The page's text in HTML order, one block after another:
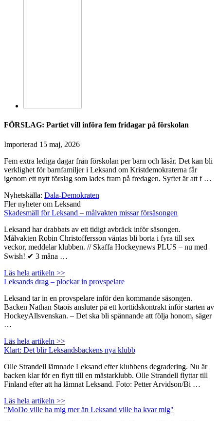
FÖRSLAG: Partiet vill införa fem fridagar på förskolan
Importerad 15 maj, 2026
Fem extra lediga dagar från förskolan per barn och läsår. Det kan bli
verklighet för barnfamiljer i Leksand om Kristdemokraterna får
igenom ett nytt förslag som lades fram på fredagen. Syftet är att f …
Nyhetskälla: Dala-Demokraten
Fler nyheter om Leksand
Skadesmäll för Leksand – målvakten missar försäsongen
Leksand har drabbats av ett tidigt avbräck inför säsongen.
Målvakten Robin Christoffersson väntas bli borta i fyra till sex
veckor, meddelar klubben. // Skaffa Hockeynews PLUS – nu med
Swish! ✔ 3 måna …
Läs hela artikeln >>
Leksands drag – plockar in provspelare
Leksand tar in en provspelare inför den kommande säsongen.
Backen Nathan Staois ansluter på ett korttidskontrakt inför starten av
HockeyAllsvenskan. – Det ska bli spännande att följa honom, säger
…
Läs hela artikeln >>
Klart: Det blir Leksandsbackens nya klubb
Olle Strandell lämnade Leksand efter klubbens degradering. Nu är
backen klar för en flytt till en mästarklubb. Olle Strandell flyttar till
Finland efter att ha lämnat Leksand. Foto: Petter Arvidson/Bi …
Läs hela artikeln >>
"MoDo ville ha mig mer än Leksand ville ha kvar mig"